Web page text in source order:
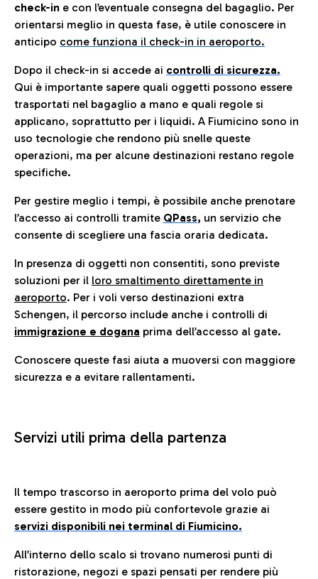
check-in e con l’eventuale consegna del bagaglio. Per
orientarsi meglio in questa fase, è utile conoscere in
anticipo come funziona il check-in in aeroporto.
Dopo il check-in si accede ai controlli di sicurezza.
Qui è importante sapere quali oggetti possono essere
trasportati nel bagaglio a mano e quali regole si
applicano, soprattutto per i liquidi. A Fiumicino sono in
uso tecnologie che rendono più snelle queste
operazioni, ma per alcune destinazioni restano regole
specifiche.
Per gestire meglio i tempi, è possibile anche prenotare
l’accesso ai controlli tramite QPass, un servizio che
consente di scegliere una fascia oraria dedicata.
In presenza di oggetti non consentiti, sono previste
soluzioni per il loro smaltimento direttamente in
aeroporto. Per i voli verso destinazioni extra
Schengen, il percorso include anche i controlli di
immigrazione e dogana prima dell’accesso al gate.
Conoscere queste fasi aiuta a muoversi con maggiore
sicurezza e a evitare rallentamenti.
Servizi utili prima della partenza
Il tempo trascorso in aeroporto prima del volo può
essere gestito in modo più confortevole grazie ai
servizi disponibili nei terminal di Fiumicino.
All’interno dello scalo si trovano numerosi punti di
ristorazione, negozi e spazi pensati per rendere più